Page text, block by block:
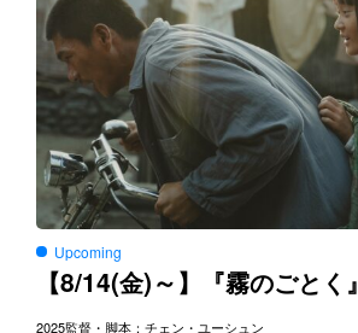
Upcoming
【8/14(金)～】『霧のごとく』
2025監督・脚本：チェン・ユーシュン